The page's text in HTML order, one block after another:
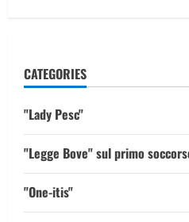
CATEGORIES
"Lady Pesc"
"Legge Bove" sul primo
"One-itis"